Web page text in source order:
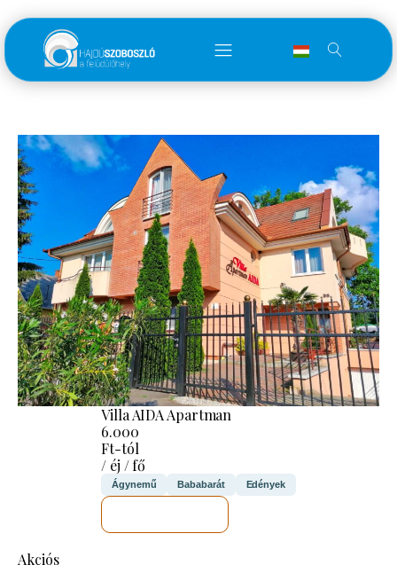
Villa AIDA Apartman
6.000
Ft-tól
/ éj / fő
Ágynemű Bababarát Edények
Akciós